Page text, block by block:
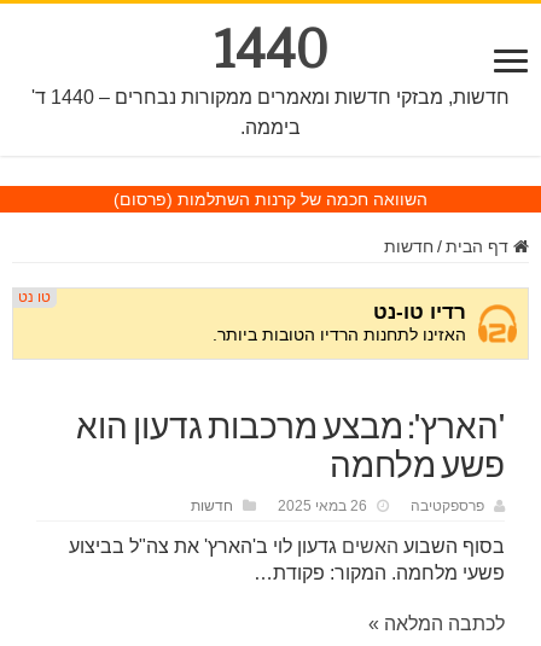
1440
חדשות, מבזקי חדשות ומאמרים ממקורות נבחרים – 1440 ד'
ביממה.
השוואה חכמה של קרנות השתלמות (פרסום)
דף הבית / חדשות
'הארץ': מבצע מרכבות גדעון הוא
פשע מלחמה
פרספקטיבה 26 במאי 2025 חדשות
בסוף השבוע האשים גדעון לוי ב'הארץ' את צה"ל בביצוע
פשעי מלחמה. המקור: פקודת…
לכתבה המלאה »